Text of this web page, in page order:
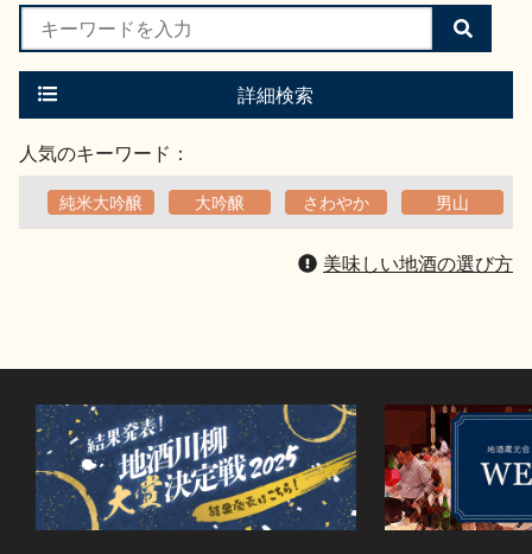
検
索
す
詳細検索
人気のキーワード：
純米大吟醸 大吟醸 さわやか 男山
美味しい地酒の選び方